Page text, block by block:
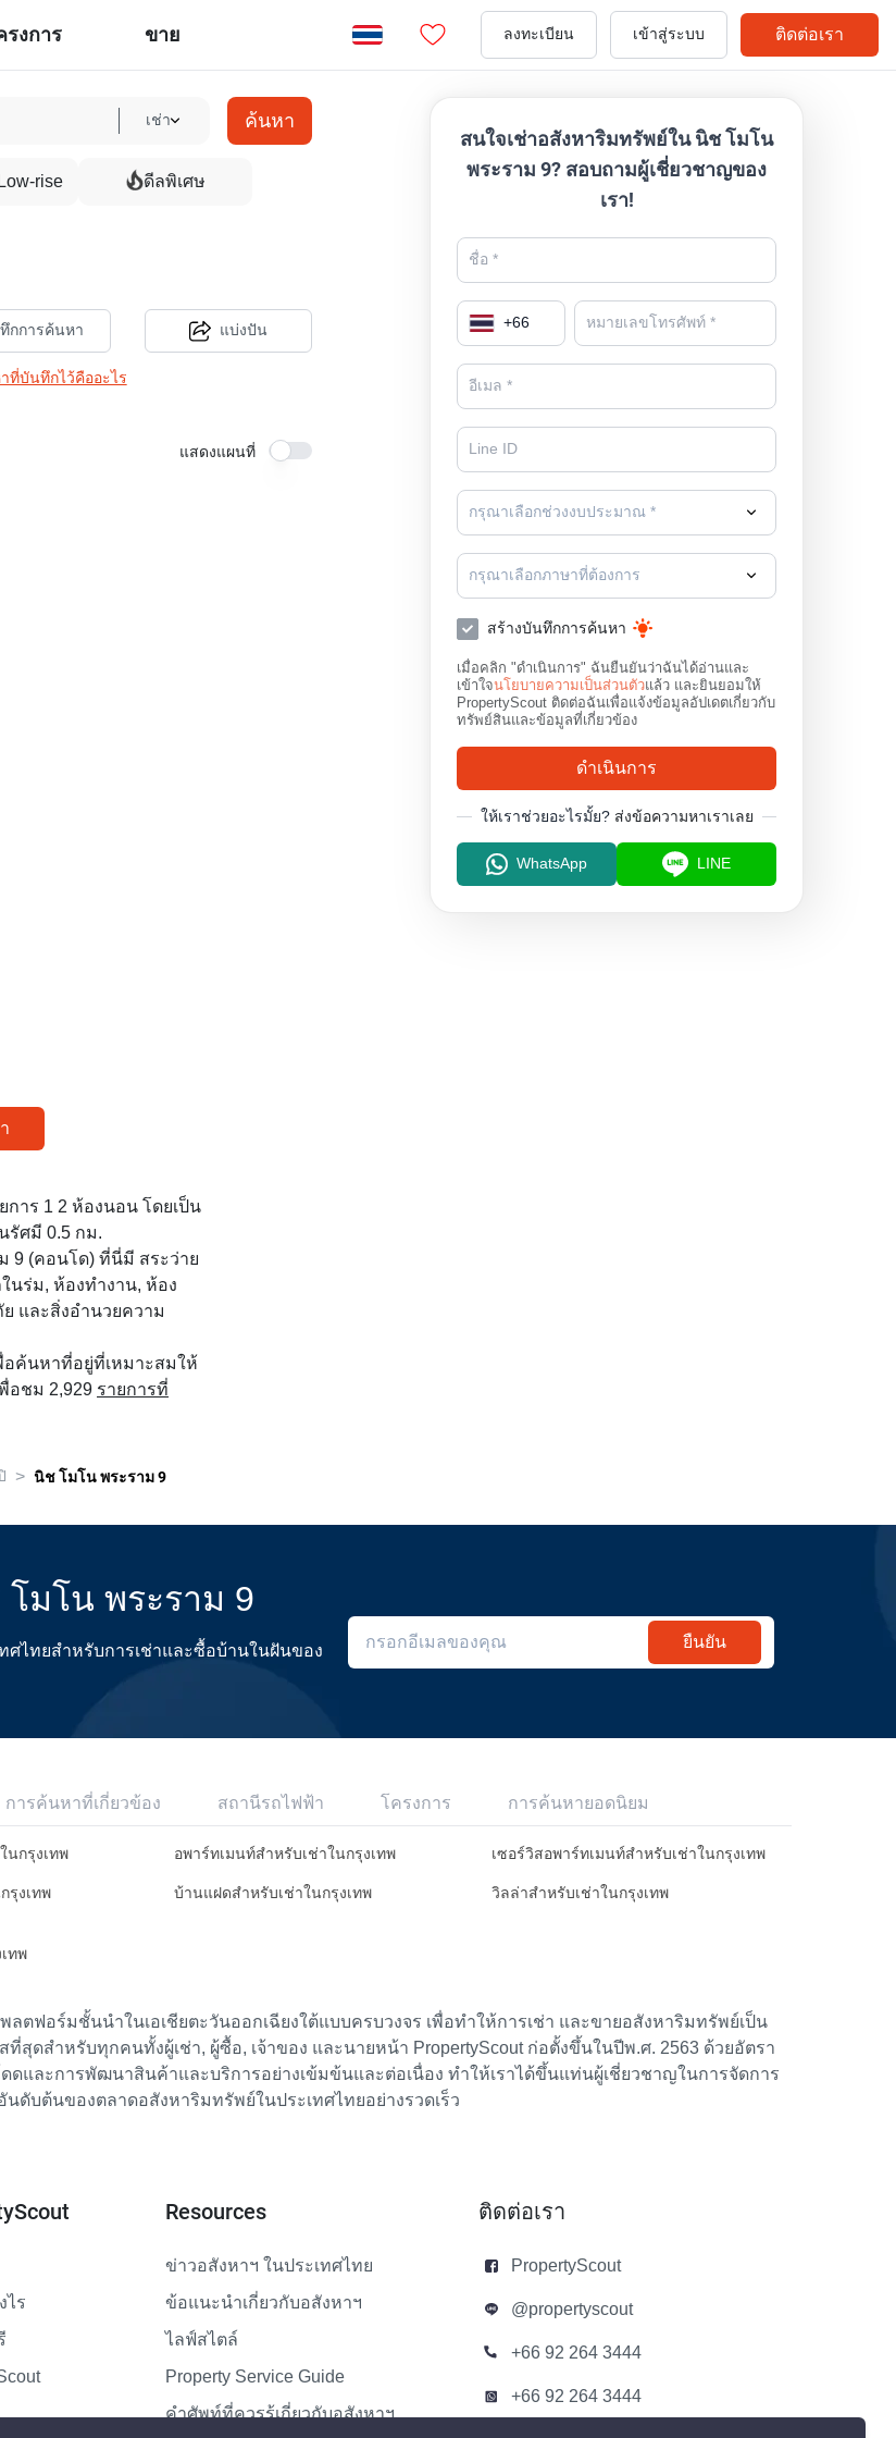
รงการ ขาย ลงทะเบียน เข้าสู่ระบบ ติดต่อเรา
เช่า ค้นหา
rise ดีลพิเศษ
กการค้นหา
ที่บันทึกไว้คืออะไร
แบ่งปัน
แสดงแผนที่
าร 1 2 ห้องนอน โดยเป็น
รัศมี 0.5 กม.
9 (คอนโด) ที่นี่มี สระว่าย
นร่ม, ห้องทำงาน, ห้อง
และสิ่งอำนวยความ
อค้นหาที่อยู่ที่เหมาะสมให้
อชม 2,929 รายการที่
สนใจเช่าอสังหาริมทรัพย์ใน นิช โมโน
พระราม 9? สอบถามผู้เชี่ยวชาญของ
เรา!
+66
กรุณาเลือกช่วงงบประมาณ *
กรุณาเลือกภาษาที่ต้องการ
สร้างบันทึกการค้นหา
เมื่อคลิก "ดำเนินการ" ฉันยืนยันว่าฉันได้อ่านและ
เข้าใจนโยบายความเป็นส่วนตัวแล้ว และยินยอมให้
PropertyScout ติดต่อฉันเพื่อแจ้งข้อมูลอัปเดตเกี่ยวกับ
ทรัพย์สินและข้อมูลที่เกี่ยวข้อง
ดำเนินการ
ให้เราช่วยอะไรมั้ย? ส่งข้อความหาเราเลย
WhatsApp LINE
> นิช โมโน พระราม 9
มโน พระราม 9
ศไทยสำหรับการเช่าและซื้อบ้านในฝันของ
ยืนยัน
การค้นหาที่เกี่ยวข้อง สถานีรถไฟฟ้า โครงการ การค้นหายอดนิยม
นกรุงเทพ อพาร์ทเมนท์สำหรับเช่าในกรุงเทพ เซอร์วิสอพาร์ทเมนท์สำหรับเช่าในกรุงเทพ
รุงเทพ บ้านแฝดสำหรับเช่าในกรุงเทพ วิลล่าสำหรับเช่าในกรุงเทพ
ทพ
ลตฟอร์มชั้นนำในเอเชียตะวันออกเฉียงใต้แบบครบวงจร เพื่อทำให้การเช่า และขายอสังหาริมทรัพย์เป็น
สที่สุดสำหรับทุกคนทั้งผู้เช่า, ผู้ซื้อ, เจ้าของ และนายหน้า PropertyScout ก่อตั้งขึ้นในปีพ.ศ. 2563 ด้วยอัตรา
ดดและการพัฒนาสินค้าและบริการอย่างเข้มข้นและต่อเนื่อง ทำให้เราได้ขึ้นแท่นผู้เชี่ยวชาญในการจัดการ
นดับต้นของตลาดอสังหาริมทรัพย์ในประเทศไทยอย่างรวดเร็ว
ไร
Resources
ข่าวอสังหาฯ ในประเทศไทย
ข้อแนะนำเกี่ยวกับอสังหาฯ
ไลฟ์สไตล์
Property Service Guide
คำศัพท์ที่ควรรู้เกี่ยวกับอสังหาฯ
ติดต่อเรา
PropertyScout
@propertyscout
+66 92 264 3444
+66 92 264 3444